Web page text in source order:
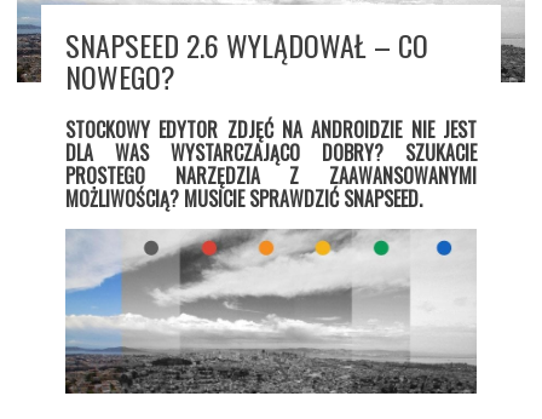
SNAPSEED 2.6 WYLĄDOWAŁ – CO
NOWEGO?
STOCKOWY EDYTOR ZDJĘĆ NA ANDROIDZIE NIE JEST
DLA WAS WYSTARCZAJĄCO DOBRY? SZUKACIE
PROSTEGO NARZĘDZIA Z ZAAWANSOWANYMI
MOŻLIWOŚCIĄ? MUSICIE SPRAWDZIĆ SNAPSEED.